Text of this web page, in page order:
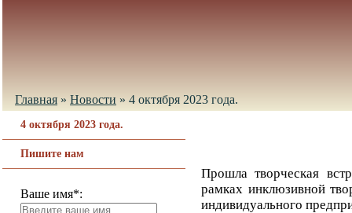
Главная » Новости » 4 октября 2023 года.
4 октября 2023 года.
Пишите нам
Ваше имя*:
Прошла творческая
рамках инклюзивной
индивидуального